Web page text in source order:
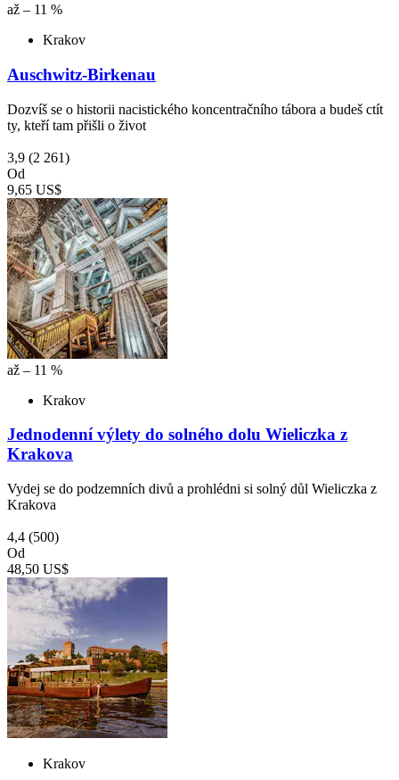
až – 11 %
Krakov
Auschwitz-Birkenau
Dozvíš se o historii nacistického koncentračního tábora a budeš ctít
ty, kteří tam přišli o život
3,9 (2 261)
Od
9,65 US$
až – 11 %
Krakov
Jednodenní výlety do solného dolu Wieliczka z
Krakova
Vydej se do podzemních divů a prohlédni si solný důl Wieliczka z
Krakova
4,4 (500)
Od
48,50 US$
Krakov